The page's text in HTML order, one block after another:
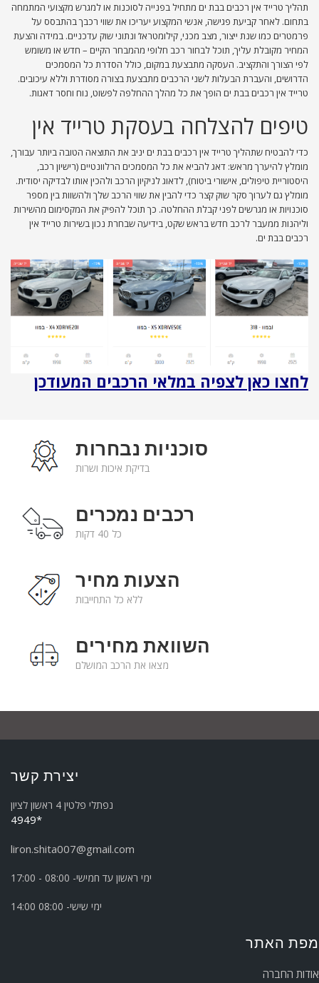
תהליך טרייד אין רכבים בבת ים מתחיל בפנייה לסוכנות או למגרש מקצועי המתמחה
בתחום. לאחר קביעת פגישה, אנשי המקצוע יעריכו את שווי רכבך בהתבסס על
פרמטרים כמו שנת ייצור, מצב מכני, קילומטראז’ ונתוני שוק עדכניים. במידה והצעת
המחיר מקובלת עליך, תוכל לבחור רכב חלופי מהמבחר הקיים – חדש או משומש
לפי הצורך והתקציב. העסקה מתבצעת במקום, כולל הסדרת כל המסמכים
הדרושים, והעברת הבעלות לשני הרכבים מתבצעת בצורה מסודרת וללא עיכובים.
טרייד אין רכבים בבת ים הופך את כל מהלך ההחלפה לפשוט, נוח וחסר דאגות.
טיפים להצלחה בעסקת טרייד אין
כדי להבטיח שתהליך טרייד אין רכבים בבת ים יניב את התוצאה הטובה ביותר עבורך,
מומלץ להיערך מראש: דאג להביא את כל המסמכים הרלוונטיים (רישיון רכב,
היסטוריית טיפולים, אישורי ביטוח), לדאוג לניקיון הרכב ולהכין אותו לבדיקה יסודית.
מומלץ גם לערוך סקר שוק קצר כדי להבין את שווי הרכב שלך ולהשוות בין מספר
סוכנויות או מגרשים לפני קבלת ההחלטה. כך תוכל להפיק את המקסימום מהשירות
וליהנות ממעבר לרכב חדש בראש שקט, בידיעה שבחרת נכון בשירות טרייד אין
רכבים בבת ים.
לחצו כאן לצפיה במלאי הרכבים המעודכן
סוכניות נבחרות
בדיקת איכות ושרות
רכבים נמכרים
כל 40 דקות
הצעות מחיר
ללא כל התחייבות
השוואת מחירים
מצאו את הרכב המושלם
יצירת קשר
נפתלי פלטין 4 ראשון לציון
*4949
liron.shita007@gmail.com
ימי ראשון עד חמישי- 08:00 - 17:00
ימי שישי- 08:00 14:00
מפת האתר
אודות החברה